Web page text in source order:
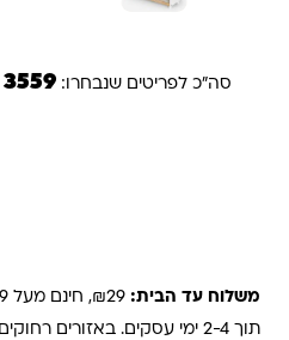
סה"כ לפריטים שנבחרו:3559 ₪
משלוח עד הבית: